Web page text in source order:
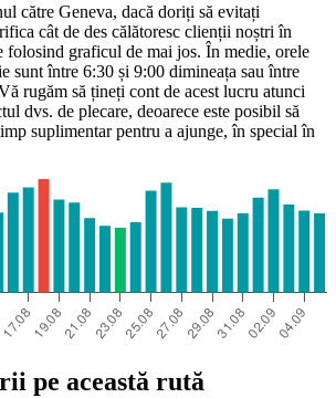
către Geneva, dacă doriți să evitați
cât de des călătoresc clienții noștri în
folosind graficul de mai jos. În medie, orele
sunt între 6:30 și 9:00 dimineața sau între
rugăm să țineți cont de acest lucru atunci
dvs. de plecare, deoarece este posibil să
suplimentar pentru a ajunge, în special în
pe această rută